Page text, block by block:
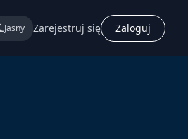
Jasny Zarejestruj się Zaloguj